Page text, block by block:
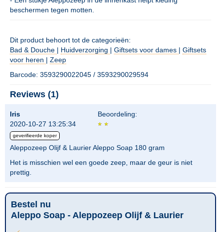
beschermen tegen motten.
Dit product behoort tot de categorieën:
Bad & Douche | Huidverzorging | Giftsets voor dames | Giftsets
voor heren | Zeep
Barcode: 3593290022045 / 3593290029594
Reviews (1)
Iris
2020-10-27 13:25:34
geverifieerde koper
Beoordeling:
Aleppozeep Olijf & Laurier Aleppo Soap 180 gram
Het is misschien wel een goede zeep, maar de geur is niet
prettig.
Bestel nu
Aleppo Soap - Aleppozeep Olijf & Laurier